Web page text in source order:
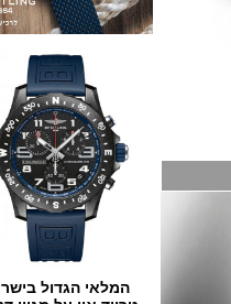
המלאי הגדול בישראל